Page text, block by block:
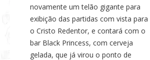
novamente um telão gigante para
exibição das partidas com vista para
o Cristo Redentor, e contará com o
bar Black Princess, com cerveja
gelada, que já virou o ponto de